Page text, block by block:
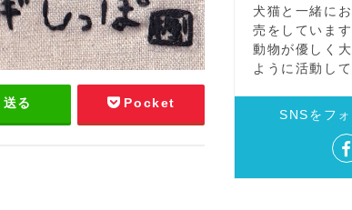
送る Pocket
犬猫と一緒に
売をしています
動物が優しく
ように活動し
SNSをフ